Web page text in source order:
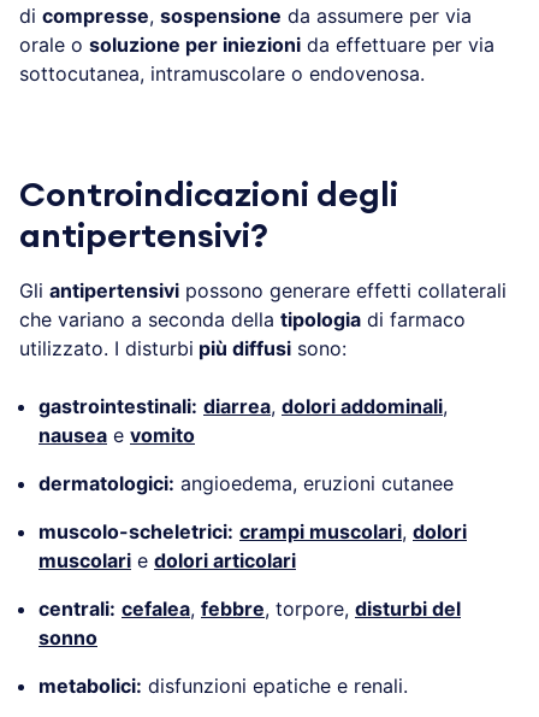
di compresse, sospensione da assumere per via
orale o soluzione per iniezioni da effettuare per via
sottocutanea, intramuscolare o endovenosa.
Controindicazioni degli
antipertensivi?
Gli antipertensivi possono generare effetti collaterali
che variano a seconda della tipologia di farmaco
utilizzato. I disturbi più diffusi sono:
gastrointestinali: diarrea, dolori addominali,
nausea e vomito
dermatologici: angioedema, eruzioni cutanee
muscolo-scheletrici: crampi muscolari, dolori
muscolari e dolori articolari
centrali: cefalea, febbre, torpore, disturbi del
sonno
metabolici: disfunzioni epatiche e renali.